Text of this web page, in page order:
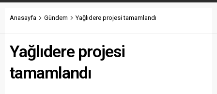
Anasayfa Gündem Yağlıdere projesi tamamlandı
Yağlıdere projesi
tamamlandı